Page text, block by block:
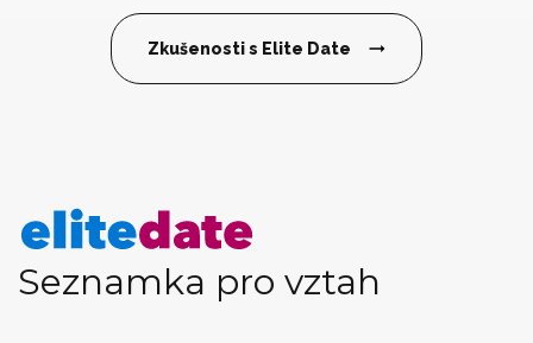
Zkušenosti s Elite Date
Seznamka pro vztah